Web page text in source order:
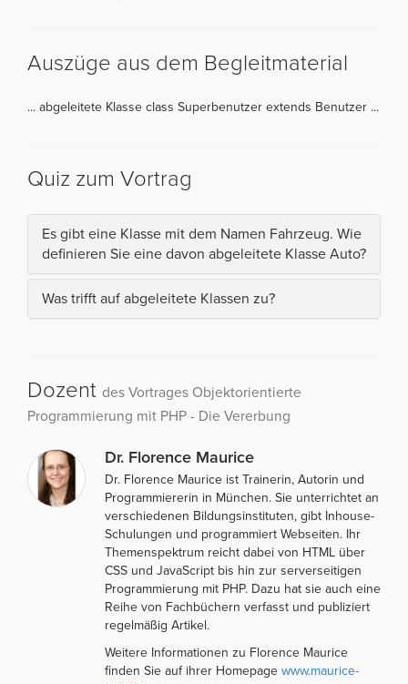
Auszüge aus dem Begleitmaterial
... abgeleitete Klasse class Superbenutzer extends Benutzer ...
Quiz zum Vortrag
Es gibt eine Klasse mit dem Namen Fahrzeug. Wie
definieren Sie eine davon abgeleitete Klasse Auto?
Was trifft auf abgeleitete Klassen zu?
Dozent des Vortrages Objektorientierte
Programmierung mit PHP - Die Vererbung
Dr. Florence Maurice
Dr. Florence Maurice ist Trainerin, Autorin und
Programmiererin in München. Sie unterrichtet an
verschiedenen Bildungsinstituten, gibt Inhouse-
Schulungen und programmiert Webseiten. Ihr
Themenspektrum reicht dabei von HTML über
CSS und JavaScript bis hin zur serverseitigen
Programmierung mit PHP. Dazu hat sie auch eine
Reihe von Fachbüchern verfasst und publiziert
regelmäßig Artikel.
Weitere Informationen zu Florence Maurice
finden Sie auf ihrer Homepage www.maurice-